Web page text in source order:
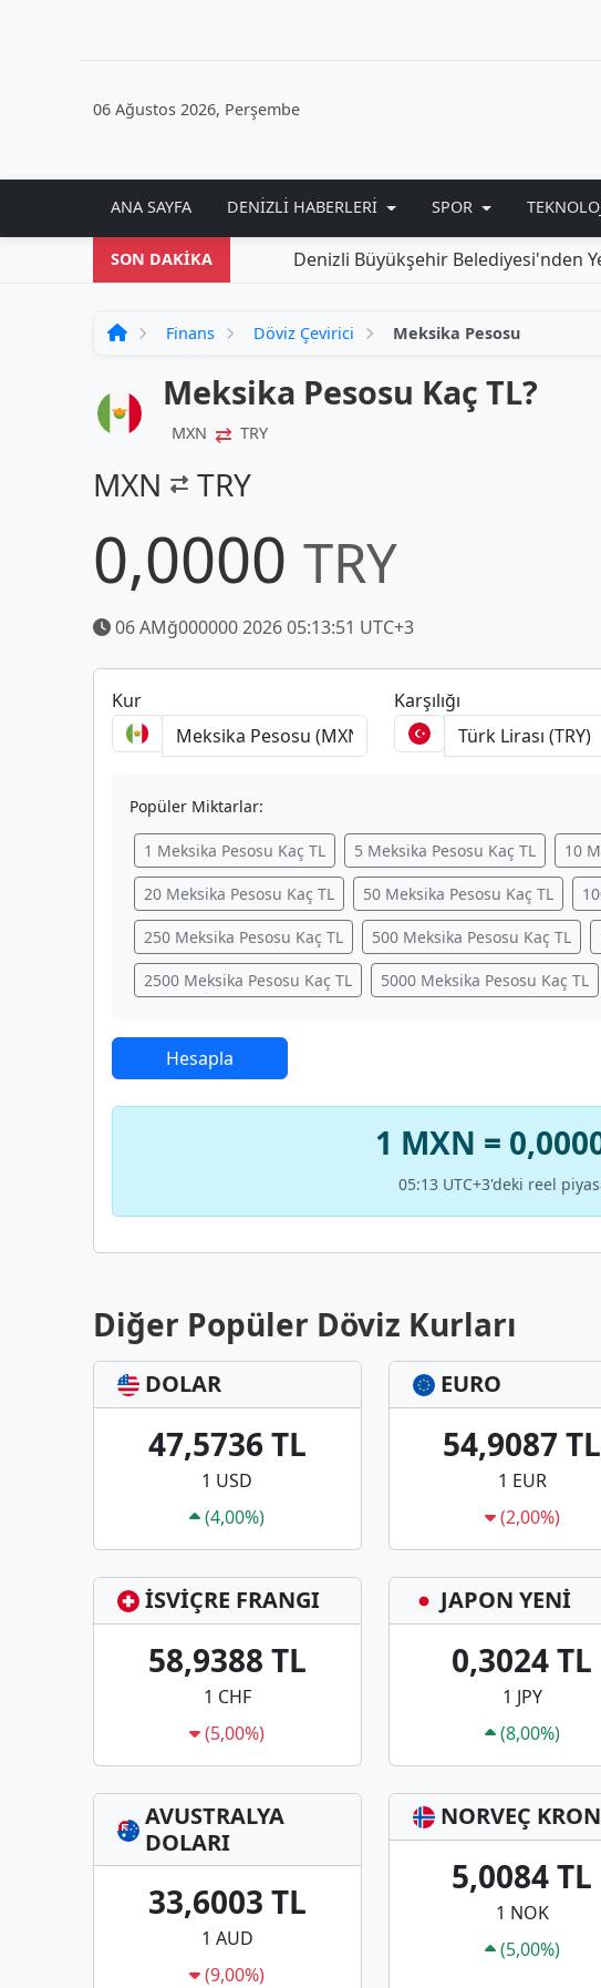
06 Ağustos 2026, Perşembe
ANA SAYFA DENIZLI HABERLERI SPOR
SON DAKİKA Denizli Büyükşehir Belediyesi'nden
Finans Döviz Çevirici Meksika Pesosu
Meksika Pesosu Kaç TL?
MXN ⇄ TRY
MXN TRY
0,0000 TRY
06 AMğ000000 2026 05:13:51 UTC+3
Kur Karşılığı
Popüler Miktarlar:
1 Meksika Pesosu Kaç TL 5 Meksika Pesosu Kaç TL 10
20 Meksika Pesosu Kaç TL 50 Meksika Pesosu Kaç TL
250 Meksika Pesosu Kaç TL 500 Meksika Pesosu Kaç TL
2500 Meksika Pesosu Kaç TL 5000 Meksika Pesosu Kaç TL
Hesapla
1 MXN =
05:13 UTC+3'deki reel
Diğer Popüler Döviz Kurları
DOLAR
47,5736 TL
1 USD
(4,00%)
EURO
54,9087 TL
1 EUR
(2,00%)
İSVİÇRE FRANGI
58,9388 TL
1 CHF
(5,00%)
JAPON YENİ
0,3024 TL
1 JPY
(8,00%)
AVUSTRALYA
DOLARI
33,6003 TL
1 AUD
(9,00%)
NORVEÇ
5,0084 TL
1 NOK
(5,00%)